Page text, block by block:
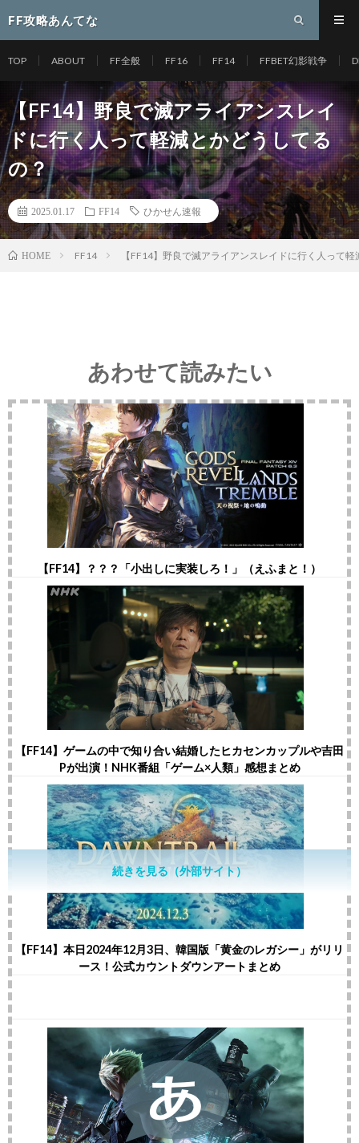
FF攻略あんてな
TOP ABOUT FF全般 FF16 FF14 FFBET幻影戦争
【FF14】野良で滅アライアンスレイ
ドに行く人って軽減とかどうしてる
の？
2025.01.17 FF14 ひかせん速報
HOME FF14 【FF14】野良で滅アライアンスレイドに行く人って
あわせて読みたい
【FF14】？？？「小出しに実装しろ！」（えふまと！）
【FF14】ゲームの中で知り合い結婚したヒカセンカップルや吉田
Pが出演！NHK番組「ゲーム×人類」感想まとめ
【FF14】本日2024年12月3日、韓国版「黄金のレガシー」がリリ
ース！公式カウントダウンアートまとめ
続きを見る（外部サイト）